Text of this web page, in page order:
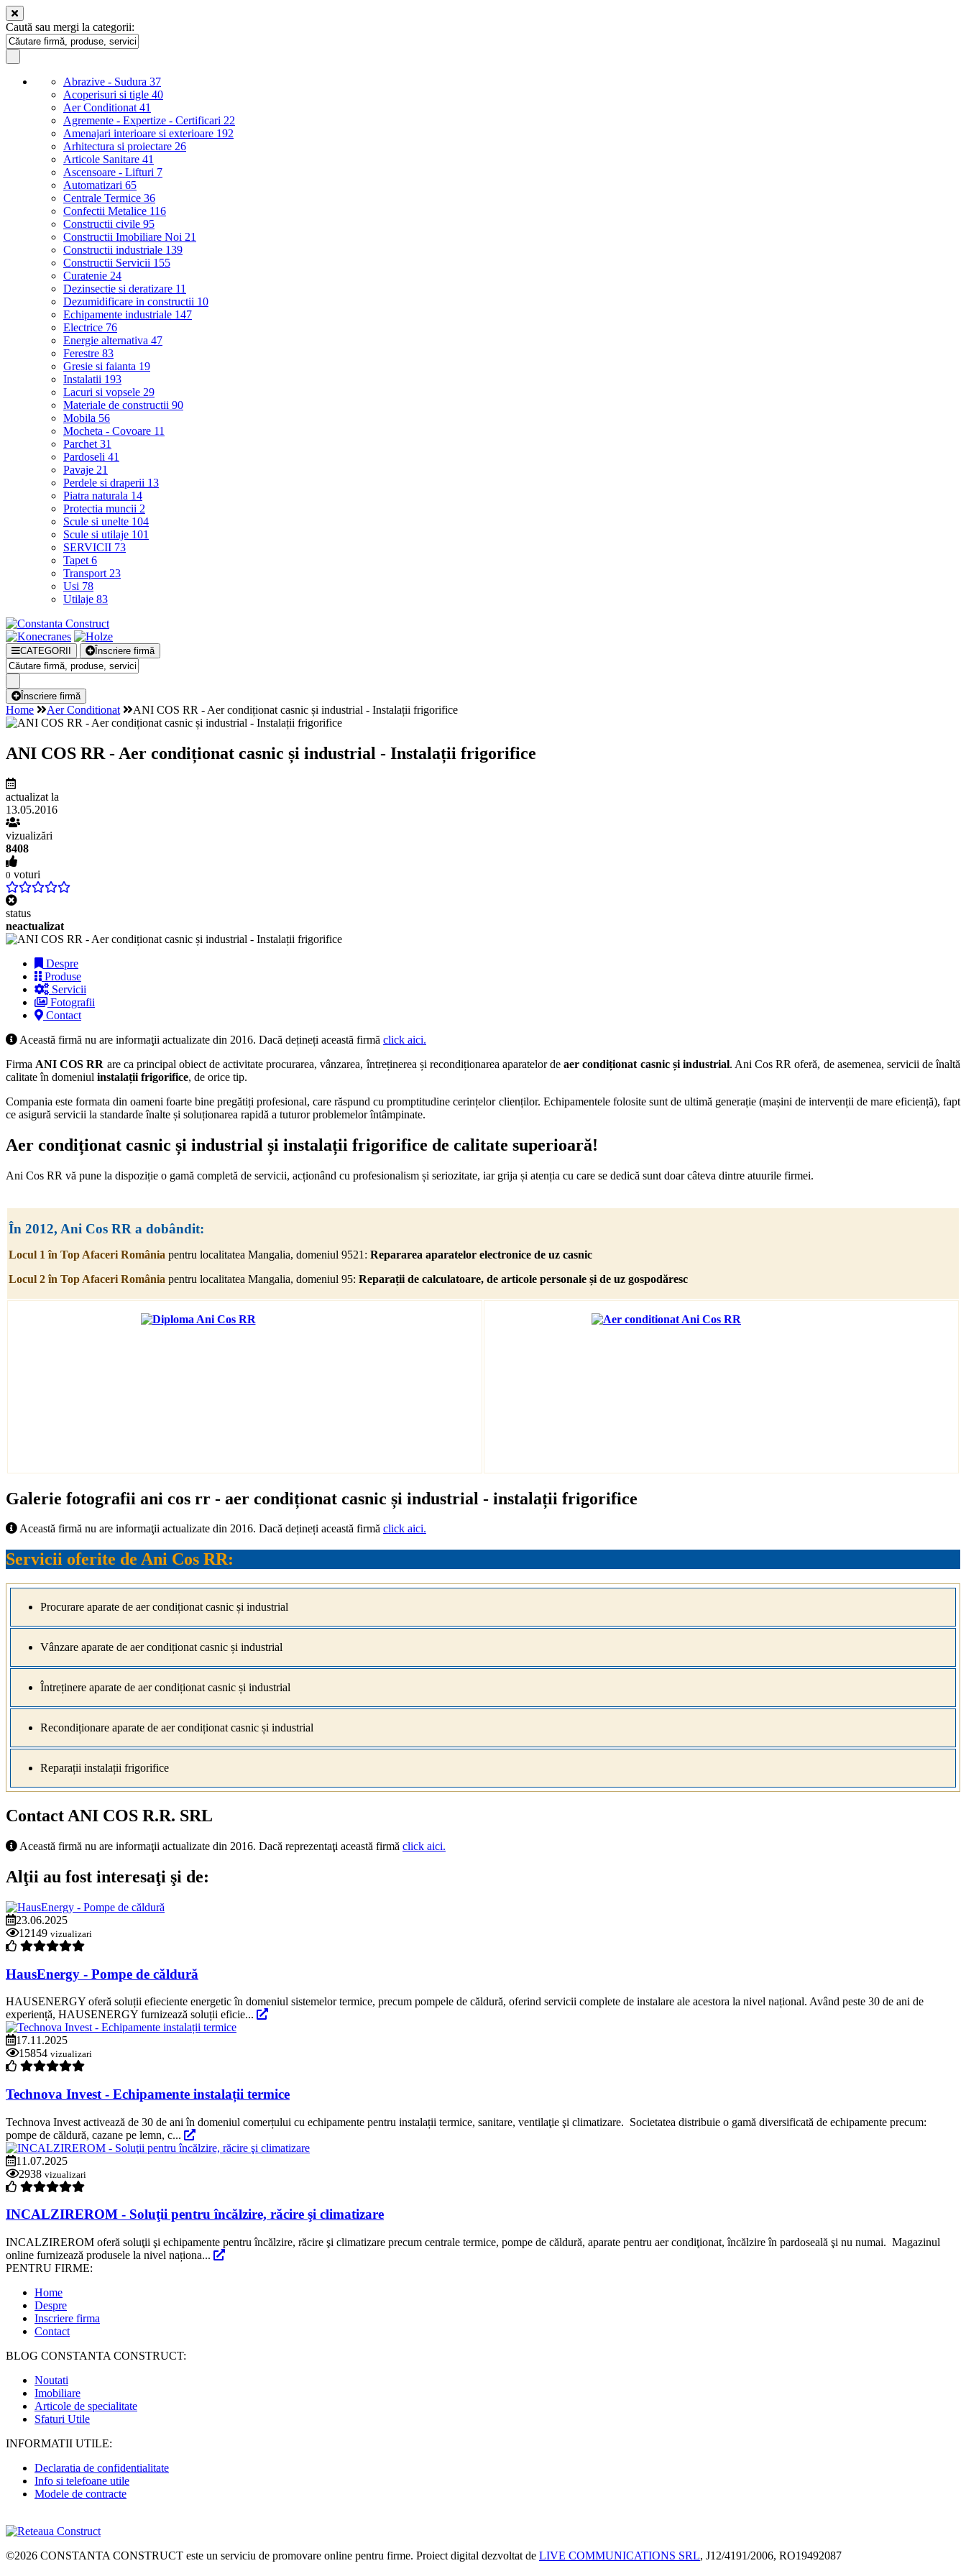
Caută sau mergi la categorii:
Abrazive - Sudura 37
Acoperisuri si tigle 40
Aer Conditionat 41
Agremente - Expertize - Certificari 22
Amenajari interioare si exterioare 192
Arhitectura si proiectare 26
Articole Sanitare 41
Ascensoare - Lifturi 7
Automatizari 65
Centrale Termice 36
Confectii Metalice 116
Constructii civile 95
Constructii Imobiliare Noi 21
Constructii industriale 139
Constructii Servicii 155
Curatenie 24
Dezinsectie si deratizare 11
Dezumidificare in constructii 10
Echipamente industriale 147
Electrice 76
Energie alternativa 47
Ferestre 83
Gresie si faianta 19
Instalatii 193
Lacuri si vopsele 29
Materiale de constructii 90
Mobila 56
Mocheta - Covoare 11
Parchet 31
Pardoseli 41
Pavaje 21
Perdele si draperii 13
Piatra naturala 14
Protectia muncii 2
Scule si unelte 104
Scule si utilaje 101
SERVICII 73
Tapet 6
Transport 23
Usi 78
Utilaje 83
CATEGORII Înscriere firmă
Înscriere firmă
Home Aer Conditionat ANI COS RR - Aer condiționat casnic și industrial - Instalații frigorifice
ANI COS RR - Aer condiționat casnic și industrial - Instalații frigorifice
actualizat la
13.05.2016
vizualizări
8408
0 voturi
status
neactualizat
Despre
Produse
Servicii
Fotografii
Contact
Această firmă nu are informaţii actualizate din 2016. Dacă dețineți această firmă click aici.
Firma ANI COS RR are ca principal obiect de activitate procurarea, vânzarea, întreținerea și recondiționarea aparatelor de aer condiționat casnic și industrial. Ani Cos RR oferă, de asemenea, servicii de înaltă
calitate în domeniul instalații frigorifice, de orice tip.
Compania este formata din oameni foarte bine pregătiți profesional, care răspund cu promptitudine cerințelor clienților. Echipamentele folosite sunt de ultimă generație (mașini de intervenții de mare eficiență), fapt
ce asigură servicii la standarde înalte și soluționarea rapidă a tuturor problemelor întâmpinate.
Aer condiționat casnic și industrial și instalații frigorifice de calitate superioară!
Ani Cos RR vă pune la dispoziție o gamă completă de servicii, acționând cu profesionalism și seriozitate, iar grija și atenția cu care se dedică sunt doar câteva dintre atuurile firmei.
În 2012, Ani Cos RR a dobândit:
Locul 1 în Top Afaceri România pentru localitatea Mangalia, domeniul 9521: Repararea aparatelor electronice de uz casnic
Locul 2 în Top Afaceri România pentru localitatea Mangalia, domeniul 95: Reparații de calculatoare, de articole personale și de uz gospodăresc
Galerie fotografii ani cos rr - aer condiționat casnic și industrial - instalații frigorifice
Această firmă nu are informaţii actualizate din 2016. Dacă dețineți această firmă click aici.
Servicii oferite de Ani Cos RR:
Procurare aparate de aer condiționat casnic și industrial
Vânzare aparate de aer condiționat casnic și industrial
Întreținere aparate de aer condiționat casnic și industrial
Recondiționare aparate de aer condiționat casnic și industrial
Reparații instalații frigorifice
Contact ANI COS R.R. SRL
Această firmă nu are informaţii actualizate din 2016. Dacă reprezentaţi această firmă click aici.
Alţii au fost interesaţi şi de:
23.06.2025
12149 vizualizari
HausEnergy - Pompe de căldură
HAUSENERGY oferă soluții efieciente energetic în domeniul sistemelor termice, precum pompele de căldură, oferind servicii complete de instalare ale acestora la nivel național. Având peste 30 de ani de
experiență, HAUSENERGY furnizează soluții eficie...
17.11.2025
15854 vizualizari
Technova Invest - Echipamente instalații termice
Technova Invest activează de 30 de ani în domeniul comerțului cu echipamente pentru instalații termice, sanitare, ventilaţie şi climatizare. Societatea distribuie o gamă diversificată de echipamente precum:
pompe de căldură, cazane pe lemn, c...
11.07.2025
2938 vizualizari
INCALZIREROM - Soluţii pentru încălzire, răcire şi climatizare
INCALZIREROM oferă soluţii şi echipamente pentru încălzire, răcire şi climatizare precum centrale termice, pompe de căldură, aparate pentru aer condiţionat, încălzire în pardoseală şi nu numai. Magazinul
online furnizează produsele la nivel naționa...
PENTRU FIRME:
Home
Despre
Inscriere firma
Contact
BLOG CONSTANTA CONSTRUCT:
Noutati
Imobiliare
Articole de specialitate
Sfaturi Utile
INFORMATII UTILE:
Declaratia de confidentialitate
Info si telefoane utile
Modele de contracte
©2026 CONSTANTA CONSTRUCT este un serviciu de promovare online pentru firme. Proiect digital dezvoltat de LIVE COMMUNICATIONS SRL, J12/4191/2006, RO19492087